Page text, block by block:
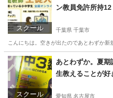
スクール
ン教員免許所持12
千葉県 千葉市
こんにちは。空きが出たのであとわずか
千葉 千葉市 家庭教師 算数
スクール
あとわずか。夏
生教えることが
愛知県 名古屋市